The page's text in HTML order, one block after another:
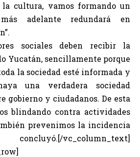
cultura, vamos formando un
adelante redundará en
sociales deben recibir la
Yucatán, sencillamente porque
la sociedad esté informada y
una verdadera sociedad
gobierno y ciudadanos. De esta
blindando contra actividades
prevenimos la incidencia
vc_column_text]